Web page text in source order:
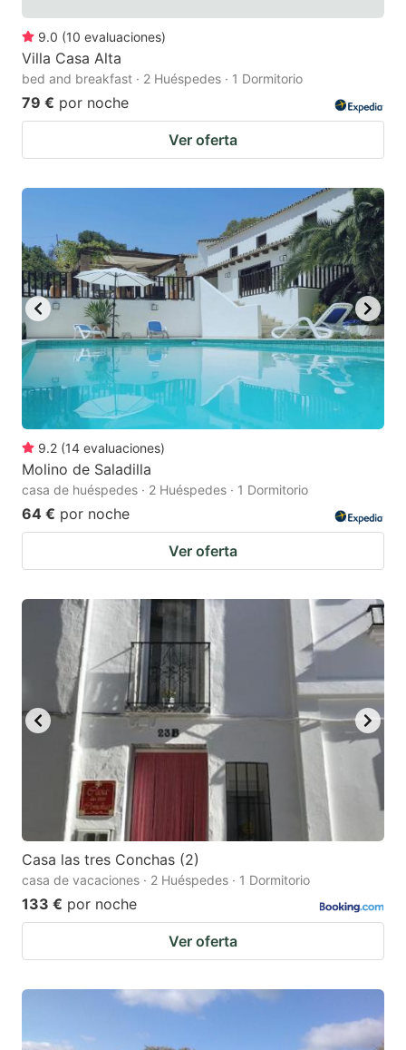
9.0 (10 evaluaciones)
Villa Casa Alta
bed and breakfast · 2 Huéspedes · 1 Dormitorio
79 € por noche
Ver oferta
9.2 (14 evaluaciones)
Molino de Saladilla
casa de huéspedes · 2 Huéspedes · 1 Dormitorio
64 € por noche
Ver oferta
Casa las tres Conchas (2)
casa de vacaciones · 2 Huéspedes · 1 Dormitorio
133 € por noche
Ver oferta